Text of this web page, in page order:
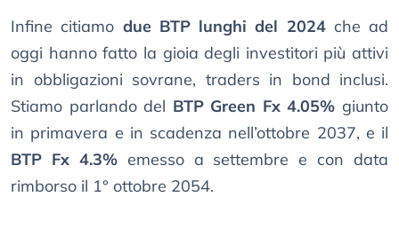
Infine citiamo due BTP lunghi del 2024che ad
oggi hanno fatto la gioia degli investitori più attivi
in obbligazioni sovrane, traders in bond inclusi.
Stiamo parlando del BTP Green Fx 4.05% giunto
in primavera e in scadenza nell’ottobre 2037, e il
BTP Fx 4.3%emesso a settembre e con data
rimborso il 1° ottobre 2054.